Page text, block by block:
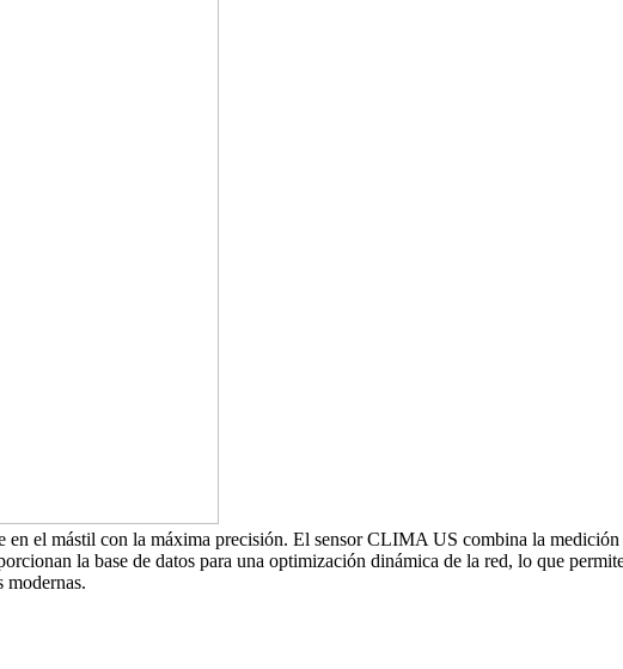
el mástil con la máxima precisión. El sensor CLIMA US combina la
la base de datos para una optimización dinámica de la red, lo que
modernas.